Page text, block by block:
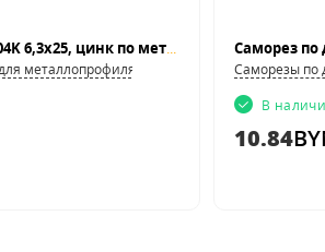
Саморезы DIN 7504K 6,3x25, цинк по металлу
металлопрофиля, фасадных систем и кровли
Саморезы по
В
10.84